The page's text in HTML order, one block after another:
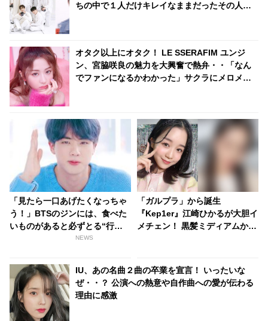
ちの中で１人だけキレイなままだったその人物
オタク以上にオタク！ LE SSERAFIM ユンジ
ン、宮脇咲良の魅力を大興奮で熱弁・・「なん
でファンになるかわかった」サクラにメロメロ
「見たら一口あげたくなっちゃ
う！」BTSのジンには、食べた
いものがあると必ずとる“行
動”があった！ メンバーも思わ
行動とは？
NEWS
「ガルプラ」から誕生
『Kep1er』江崎ひかるが大胆イ
メチェン！ 黒髪ミディアムから
最新ビジュアルにデビューへの
期待高まる
IU、あの名曲２曲の卒業を宣言！ いったいな
ぜ・・？ 公演への熱意や自作曲への愛が伝わる
理由に感激